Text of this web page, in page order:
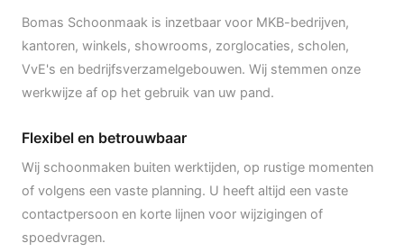
Bomas Schoonmaak is inzetbaar voor MKB-bedrijven,
kantoren, winkels, showrooms, zorglocaties, scholen,
VvE's en bedrijfsverzamelgebouwen. Wij stemmen onze
werkwijze af op het gebruik van uw pand.
Flexibel en betrouwbaar
Wij schoonmaken buiten werktijden, op rustige momenten
of volgens een vaste planning. U heeft altijd een vaste
contactpersoon en korte lijnen voor wijzigingen of
spoedvragen.